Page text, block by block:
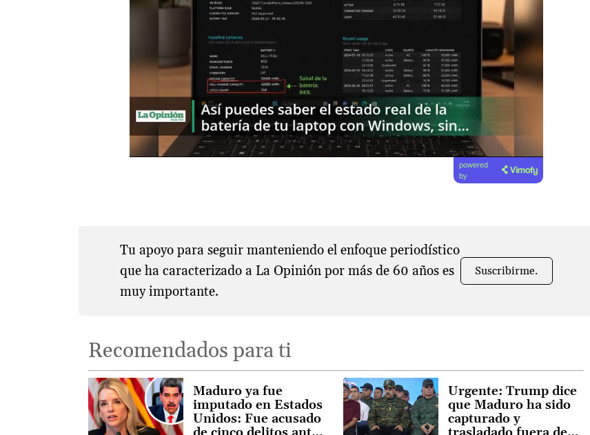
powered
by
Tu apoyo para seguir manteniendo el enfoque periodístico
que ha caracterizado a La Opinión por más de 60 años es
muy importante.
Suscribirme.
Recomendados para ti
Maduro ya fue
imputado en Estados
Unidos: Fue acusado
Urgente: Trump dice
que Maduro ha sido
capturado y